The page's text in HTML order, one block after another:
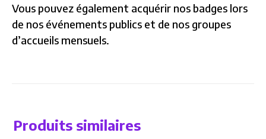
Vous pouvez également acquérir nos badges lors
de nos événements publics et de nos groupes
d’accueils mensuels.
Produits similaires